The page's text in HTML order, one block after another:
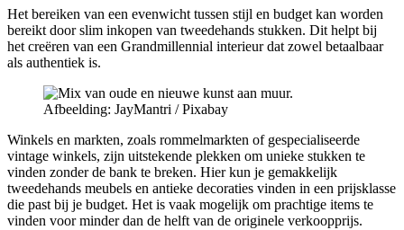
Het bereiken van een evenwicht tussen stijl en budget kan worden
bereikt door slim inkopen van tweedehands stukken. Dit helpt bij
het creëren van een Grandmillennial interieur dat zowel betaalbaar
als authentiek is.
Afbeelding: JayMantri / Pixabay
Winkels en markten, zoals rommelmarkten of gespecialiseerde
vintage winkels, zijn uitstekende plekken om unieke stukken te
vinden zonder de bank te breken. Hier kun je gemakkelijk
tweedehands meubels en antieke decoraties vinden in een prijsklasse
die past bij je budget. Het is vaak mogelijk om prachtige items te
vinden voor minder dan de helft van de originele verkoopprijs.